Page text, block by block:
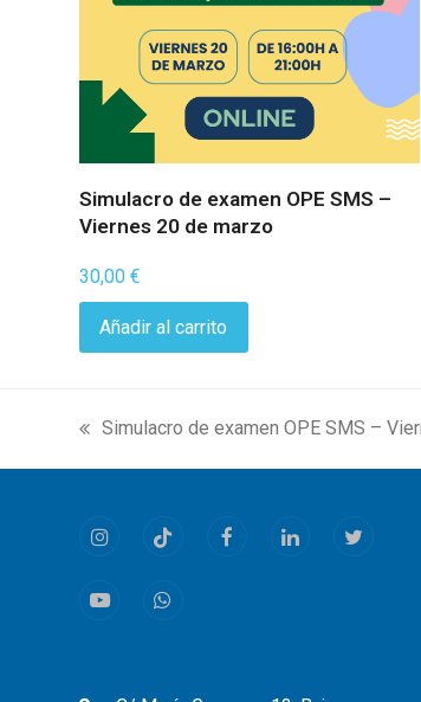
Simulacro de examen OPE SMS –
Viernes 20 de marzo
30,00€
Añadir al carrito
previous
post:
Simulacro de examen OPE SMS –
InstagramTiktok FacebookLinkedInTwitter
YoutubeWhatsapp